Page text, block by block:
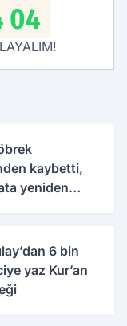
04
kaybetti,
yeniden
6 bin
yaz Kur’an